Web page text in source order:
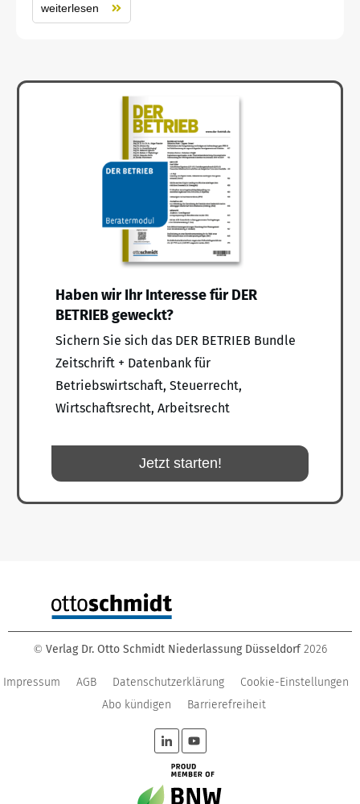
weiterlesen
Haben wir Ihr Interesse für DER
BETRIEB geweckt?
Sichern Sie sich das DER BETRIEB Bundle
Zeitschrift + Datenbank für
Betriebswirtschaft, Steuerrecht,
Wirtschaftsrecht, Arbeitsrecht
Jetzt starten!
© Verlag Dr. Otto Schmidt Niederlassung Düsseldorf 2026
Impressum AGB Datenschutzerklärung
Cookie-Einstellungen
Abo kündigen
Barrierefreiheit